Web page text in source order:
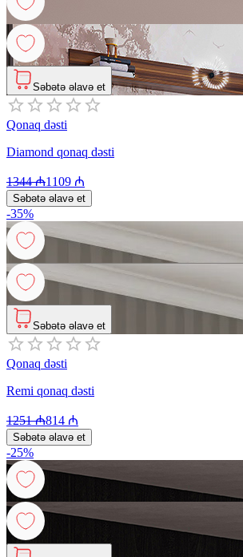
Səbətə əlavə et
Qonaq dəsti
Diamond qonaq dəsti
1344₼1109 ₼
Səbətə əlavə et
-35%
Səbətə əlavə et
Qonaq dəsti
Remi qonaq dəsti
1251₼814 ₼
Səbətə əlavə et
-25%